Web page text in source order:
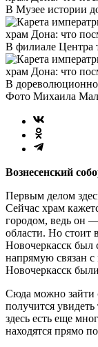
В Музее истории
В филиале Центра
В
Фото Михаила
Вознесенский
Первым делом
Сейчас храм
городом, ведь он
области. Но стоит
Новочеркасск был
напрямую связан с
Новочеркасск
Сюда можно зайти
получится
здесь есть еще
находятся прямо